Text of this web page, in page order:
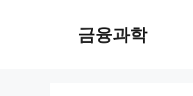
금융과학